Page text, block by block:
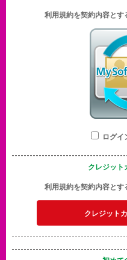
利用規約を契約内容と
ログイ
クレジット
利用規約を契約内容と
クレジット